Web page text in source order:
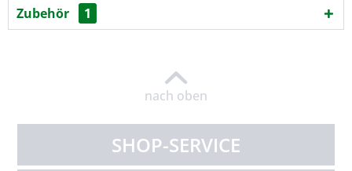
Zubehör 1
nach oben
SHOP-SERVICE